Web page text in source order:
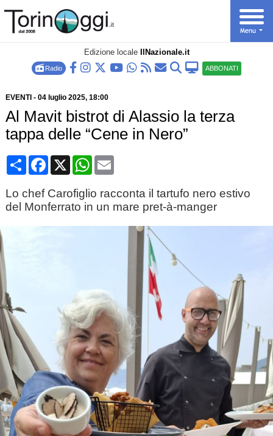
Edizione locale IlNazionale.it
Radio ABBONATI
EVENTI - 04 luglio 2025, 18:00
Al Mavit bistrot di Alassio la terza
tappa delle “Cene in Nero”
CondividiFacebook
X WhatsApp
Email
Lo chef Carofiglio racconta il tartufo nero estivo
del Monferrato in un mare pret-à-manger